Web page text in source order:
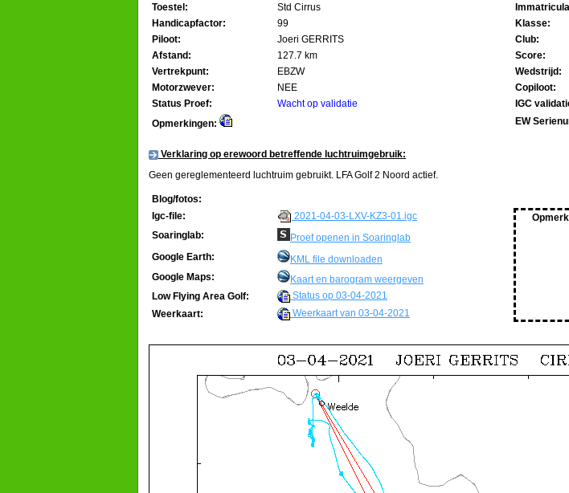
Toestel:
Std Cirrus
Handicapfactor:
99 Klasse:
Piloot:
Joeri GERRITS Club:
Afstand:
127.7 km Score:
Vertrekpunt:
EBZW Wedstrijd:
Motorzwever:
NEE
Copiloot:
Status Proef:
Wacht op validatie IGC
Opmerkingen:
EW
Verklaring op erewoord betreffende luchtruimgebruik:
Geen gereglementeerd luchtruim gebruikt. LFA Golf 2 Noord actief.
Blog/fotos:
Igc-file:
2021-04-03-LXV-KZ3-01.igc
Soaringlab:
Proef openen in Soaringlab
Google Earth:
KML file downloaden
Google Maps:
Kaart en barogram weergeven
Low Flying Area Golf:
Status op 03-04-2021
Weerkaart:
Weerkaart van 03-04-2021